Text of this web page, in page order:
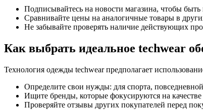
Подписывайтесь на новости магазина, чтобы
Сравнивайте цены на аналогичные товары в
Не забывайте проверять наличие действующих
Как выбрать идеальное techwear
Технология одежды techwear предполагает
Определите свои нужды: для спорта,
Ищите бренды, которые фокусируются на
Проверяйте отзывы других покупателей перед